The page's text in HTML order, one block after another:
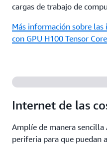
cargas de trabajo de
Más información sobre las
con GPU H100 Tensor
Internet de las
Amplíe de manera sencilla
periferia para que puedan